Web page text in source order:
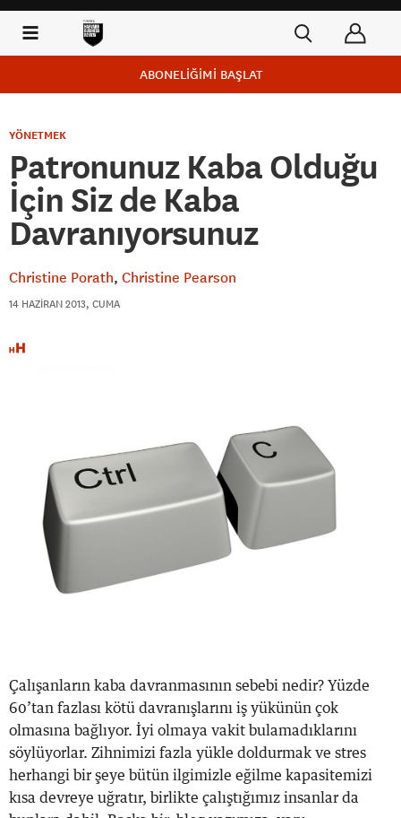
ABONELİĞİMİ BAŞLAT
YÖNETMEK
Patronunuz Kaba Olduğu
İçin Siz de Kaba
Davranıyorsunuz
Christine Porath Christine Pearson
14 HAZIRAN 2013, CUMA
Çalışanların kaba davranmasının sebebi nedir? Yüzde
60’tan fazlası kötü davranışlarını iş yükünün çok
olmasına bağlıyor. İyi olmaya vakit bulamadıklarını
söylüyorlar. Zihnimizi fazla yükle doldurmak ve stres
herhangi bir şeye bütün ilgimizle eğilme kapasitemizi
kısa devreye uğratır, birlikte çalıştığımız insanlar da